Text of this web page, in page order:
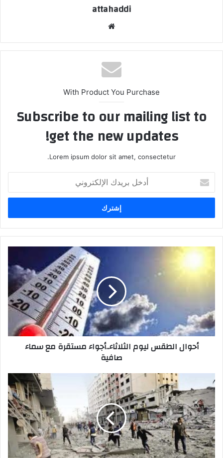
attahaddi
With Product You Purchase
Subscribe to our mailing list to
get the new updates!
Lorem ipsum dolor sit amet, consectetur.
بريدك
الإلكتروني
أحوال الطقس ليوم الثلاثاء..أجواء مستقرة مع سماء
صافية